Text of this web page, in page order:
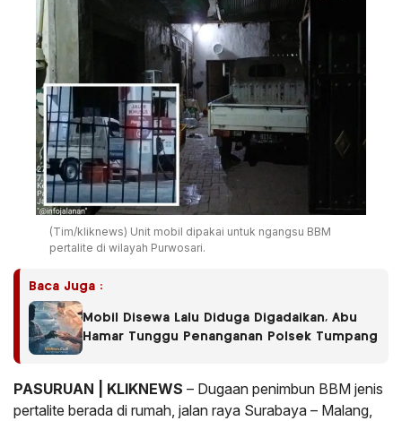
(Tim/kliknews) Unit mobil dipakai untuk ngangsu BBM
pertalite di wilayah Purwosari.
Baca Juga :
Mobil Disewa Lalu Diduga Digadaikan, Abu
Hamar Tunggu Penanganan Polsek Tumpang
PASURUAN | KLIKNEWS – Dugaan penimbun BBM jenis
pertalite berada di rumah, jalan raya Surabaya – Malang,